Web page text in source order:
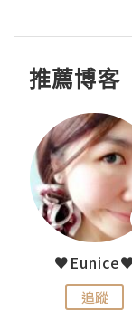
推薦博客
追蹤